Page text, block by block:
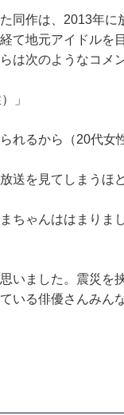
同作は、2013年に
て地元アイドルを
は次のようなコメ
」
れるから（20代女
送を見てしまうほ
ちゃんははまりま
いました。震災を
いる俳優さんみん